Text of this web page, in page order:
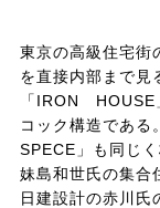
東京の高級住宅街
を直接内部まで見
「IRON HOUSE
コック構造であ
SPECE」も同じ
妹島和世氏の集合
日建設計の赤川氏